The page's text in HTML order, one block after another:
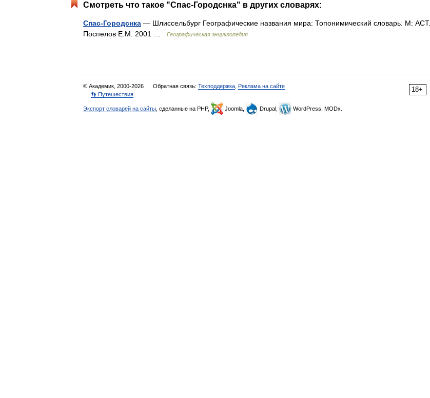
Смотреть что такое "Спас-Городснка" в других словарях:
Спас-Городснка — Шлиссельбург Географические названия мира: Топонимический словарь. М: АСТ.
Поспелов Е.М. 2001 …
Географическая энциклопедия
18+
© Академик, 2000-2026 Обратная связь: Техподдержка Реклама на сайте
👣 Путешествия
Экспорт словарей на сайты , сделанные на PHP, Joomla, Drupal, WordPress, MODx.